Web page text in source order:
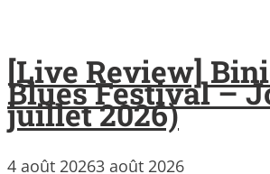
[Live Review]
Blues Festival –
juillet 2026)
4 août 20263 août 2026